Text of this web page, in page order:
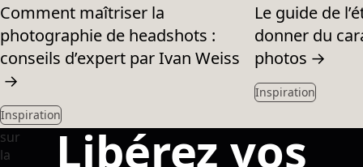
Comment maîtriser la
photographie de headshots :
conseils d’expert par Ivan Weiss
→
Inspiration
Le guide de
donner du
photos →
Inspiration
Libérez vos